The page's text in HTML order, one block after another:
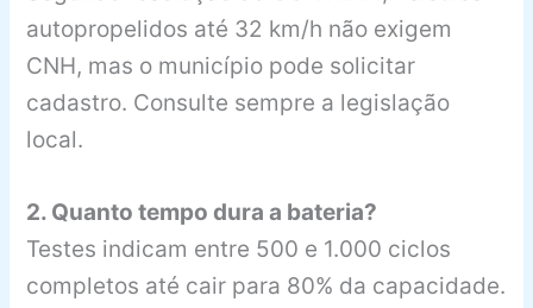
autopropelidos até 32 km/h não exigem
CNH, mas o município pode solicitar
cadastro. Consulte sempre a legislação
local.
2. Quanto tempo dura a bateria?
Testes indicam entre 500 e 1.000 ciclos
completos até cair para 80% da capacidade.